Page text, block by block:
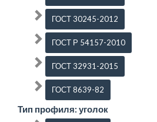
ГОСТ 30245-2012
ГОСТ Р 54157-2010
ГОСТ 32931-2015
ГОСТ 8639-82
Тип профиля: уголок